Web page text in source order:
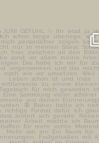
JUNI GEFÜHL ✨
Ihr wisst ja, dass ich schon...
149 26